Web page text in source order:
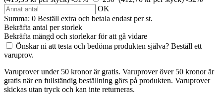
OK
Summa: 0 Beställ extra och betala endast per st.
Bekräfta antal per storlek
Bekräfta mängd och storlekar för att gå vidare
Önskar ni att testa och bedöma produkten själva? Beställ ett
varuprov.
Varuprover under 50 kronor är gratis. Varuprover över 50 kronor är
gratis när en fullständig beställning görs på produkten. Varuprover
skickas utan tryck och kan inte returneras.